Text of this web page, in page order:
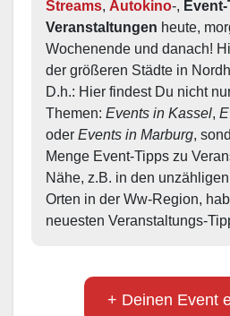
Streams, Autokino-,
Veranstaltungen heute,
Wochenende und danach!
der größeren Städte in
D.h.: Hier findest Du nicht
Themen: Events in Kassel,
oder Events in Marburg,
Menge Event-Tipps zu
Nähe, z.B. in den
Orten in der Ww-Region,
neuesten Veranstaltungs-
+ Deinen Event